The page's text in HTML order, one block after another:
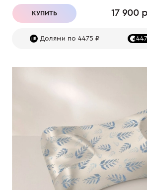
КУПИТЬ 17 900
Долями по 4475 ₽